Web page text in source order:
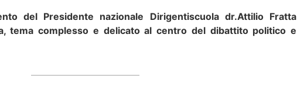
del Presidente nazionale Dirigentiscuola dr.Attilio Fratta
tema complesso e delicato al centro del dibattito politico e